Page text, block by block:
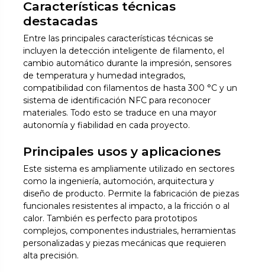
Características técnicas
destacadas
Entre las principales características técnicas se
incluyen la detección inteligente de filamento, el
cambio automático durante la impresión, sensores
de temperatura y humedad integrados,
compatibilidad con filamentos de hasta 300 °C y un
sistema de identificación NFC para reconocer
materiales. Todo esto se traduce en una mayor
autonomía y fiabilidad en cada proyecto.
Principales usos y aplicaciones
Este sistema es ampliamente utilizado en sectores
como la ingeniería, automoción, arquitectura y
diseño de producto. Permite la fabricación de piezas
funcionales resistentes al impacto, a la fricción o al
calor. También es perfecto para prototipos
complejos, componentes industriales, herramientas
personalizadas y piezas mecánicas que requieren
alta precisión.